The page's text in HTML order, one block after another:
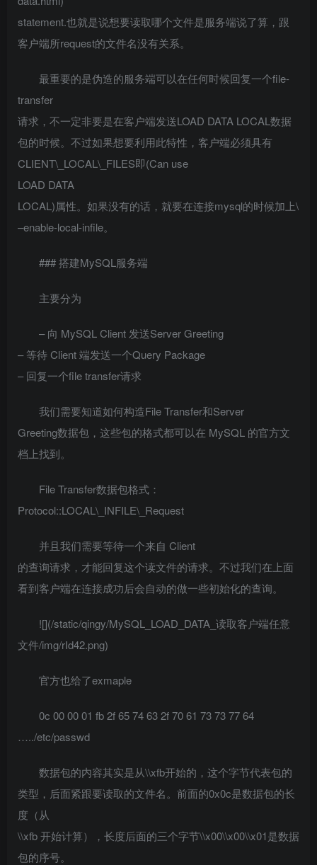
statement.也就是说想要读取哪个文件是服务端说了算，跟
客户端所request的文件名没有关系。
最重要的是伪造的服务端可以在任何时候回复一个file-
transfer
请求，不一定非要是在客户端发送LOAD DATA LOCAL数据
包的时候。不过如果想要利用此特性，客户端必须具有
CLIENT\_LOCAL\_FILES即(Can use
LOAD DATA
LOCAL)属性。如果没有的话，就要在连接mysql的时候加上\
–enable-local-infile。
### 搭建MySQL服务端
主要分为
– 向 MySQL Client 发送Server Greeting
– 等待 Client 端发送一个Query Package
– 回复一个file transfer请求
我们需要知道如何构造File Transfer和Server
Greeting数据包，这些包的格式都可以在 MySQL 的官方文
档上找到。
File Transfer数据包格式：
Protocol::LOCAL\_INFILE\_Request
并且我们需要等待一个来自 Client
的查询请求，才能回复这个读文件的请求。不过我们在上面
看到客户端在连接成功后会自动的做一些初始化的查询。
![](/static/qingy/MySQL_LOAD_DATA_读取客户端任意
文件/img/rId42.png)
官方也给了exmaple
0c 00 00 01 fb 2f 65 74 63 2f 70 61 73 73 77 64
…../etc/passwd
数据包的内容其实是从\\xfb开始的，这个字节代表包的
类型，后面紧跟要读取的文件名。前面的0x0c是数据包的长
度（从
\\xfb 开始计算），长度后面的三个字节\\x00\\x00\\x01是数据
包的序号。